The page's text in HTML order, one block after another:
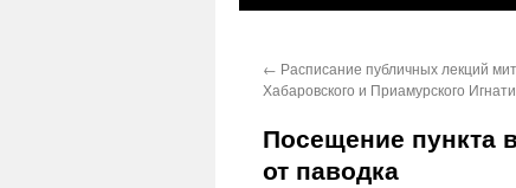
содержимому
← Расписание публичных лекций
Хабаровского и Приамурского
Посещение пункта
от паводка